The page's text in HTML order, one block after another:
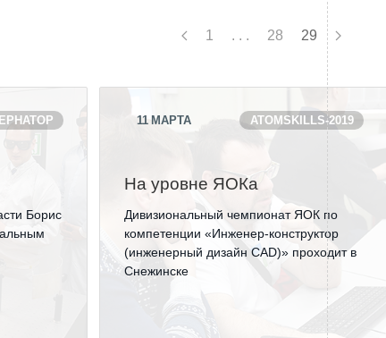
ЦЕНТР
1 . . . 28 29
Борис
11 МАРТА ATOMSKILLS-2019
На уровне ЯОКа
Дивизиональный чемпионат ЯОК по
компетенции «Инженер-конструктор
(инженерный дизайн CAD)» проходит в
Снежинске